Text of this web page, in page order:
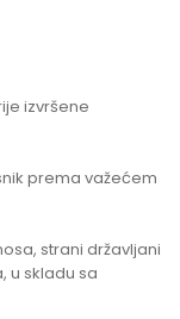
izvršene
prema važećem
strani državljani
u skladu sa